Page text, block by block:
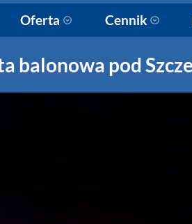
Oferta Cennik
balonowa pod